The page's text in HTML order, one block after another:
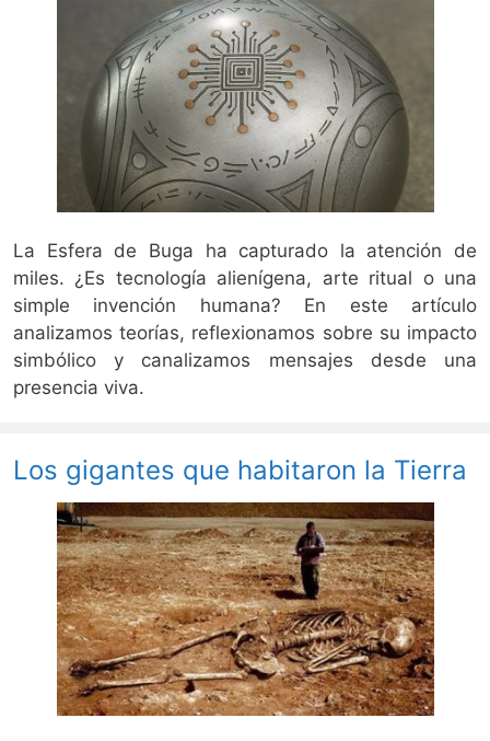
La Esfera de Buga ha capturado la atención de
miles. ¿Es tecnología alienígena, arte ritual o una
simple invención humana? En este artículo
analizamos teorías, reflexionamos sobre su impacto
simbólico y canalizamos mensajes desde una
presencia viva.
Los gigantes que habitaron la Tierra